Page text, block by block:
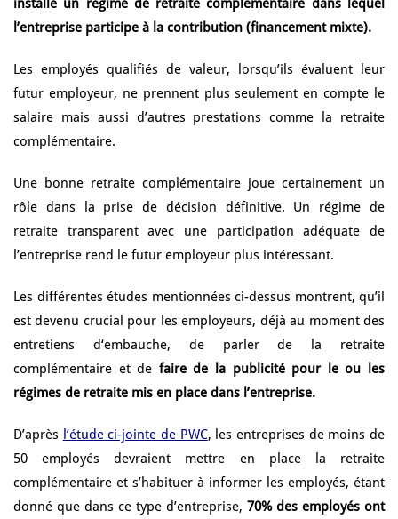
installé un régime de retraite complémentaire dans lequel
l’entreprise participe à la contribution (financement mixte).
Les employés qualifiés de valeur, lorsqu’ils évaluent leur
futur employeur, ne prennent plus seulement en compte le
salaire mais aussi d’autres prestations comme la retraite
complémentaire.
Une bonne retraite complémentaire joue certainement un
rôle dans la prise de décision définitive. Un régime de
retraite transparent avec une participation adéquate de
l’entreprise rend le futur employeur plus intéressant.
Les différentes études mentionnées ci-dessus montrent, qu’il
est devenu crucial pour les employeurs, déjà au moment des
entretiens d‘embauche, de parler de la retraite
complémentaire et de faire de la publicité pour le ou les
régimes de retraite mis en place dans l’entreprise.
D’après l’étude ci-jointe de PWC, les entreprises de moins de
50 employés devraient mettre en place la retraite
complémentaire et s’habituer à informer les employés, étant
donné que dans ce type d’entreprise, 70% des employés ont